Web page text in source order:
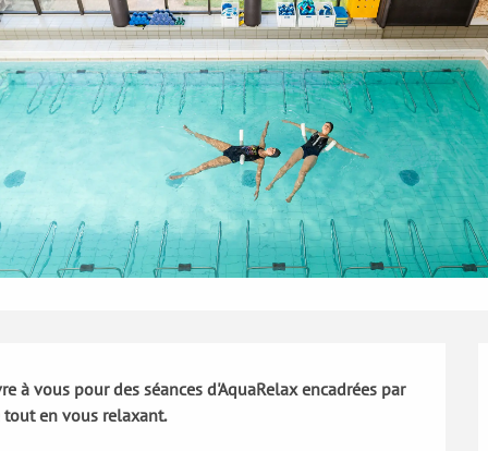
à vous pour des séances d'AquaRelax encadrées par
tout en vous relaxant.